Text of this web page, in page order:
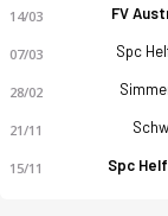
FC Mauerwerk -
14/03 FV
07/03 Spc
28/02
21/11
15/11 Spc